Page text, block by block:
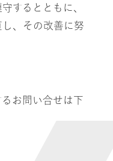
するとともに、
、その改善に努
お問い合せは下